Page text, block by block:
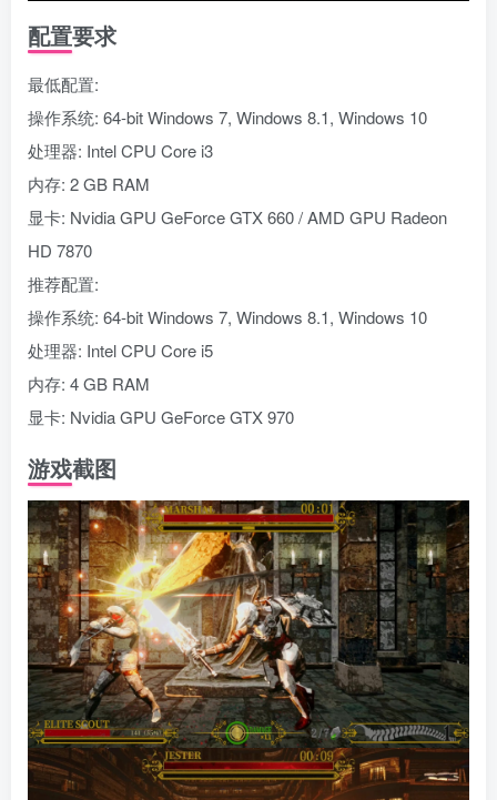
配置要求
最低配置:
操作系统: 64-bit Windows 7, Windows 8.1, Windows 10
处理器: Intel CPU Core i3
内存: 2 GB RAM
显卡: Nvidia GPU GeForce GTX 660 / AMD GPU Radeon
HD 7870
推荐配置:
操作系统: 64-bit Windows 7, Windows 8.1, Windows 10
处理器: Intel CPU Core i5
内存: 4 GB RAM
显卡: Nvidia GPU GeForce GTX 970
游戏截图